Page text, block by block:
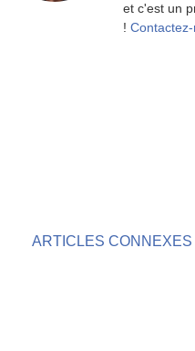
et c'est un
!
ARTICLES CONNEXES